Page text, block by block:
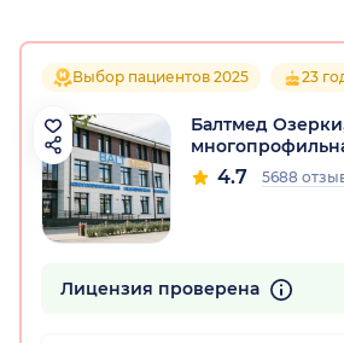
Выбор пациентов 2025 23
Балтмед
4.7 5688
Лицензия проверена